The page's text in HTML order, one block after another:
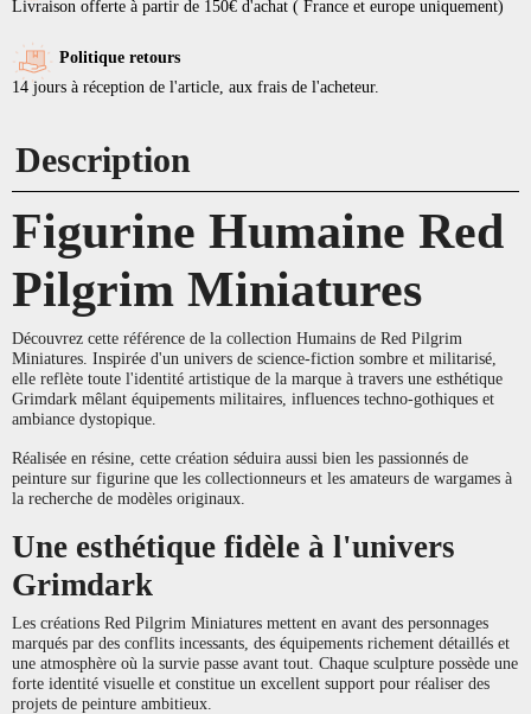
Livraison offerte à partir de 150€ d'achat ( France et europe uniquement)
Politique retours
14 jours à réception de l'article, aux frais de l'acheteur.
Description
Figurine Humaine Red
Pilgrim Miniatures
Découvrez cette référence de la collection Humains de Red Pilgrim
Miniatures. Inspirée d'un univers de science-fiction sombre et militarisé,
elle reflète toute l'identité artistique de la marque à travers une esthétique
Grimdark mêlant équipements militaires, influences techno-gothiques et
ambiance dystopique.
Réalisée en résine, cette création séduira aussi bien les passionnés de
peinture sur figurine que les collectionneurs et les amateurs de wargames à
la recherche de modèles originaux.
Une esthétique fidèle à l'univers
Grimdark
Les créations Red Pilgrim Miniatures mettent en avant des personnages
marqués par des conflits incessants, des équipements richement détaillés et
une atmosphère où la survie passe avant tout. Chaque sculpture possède une
forte identité visuelle et constitue un excellent support pour réaliser des
projets de peinture ambitieux.